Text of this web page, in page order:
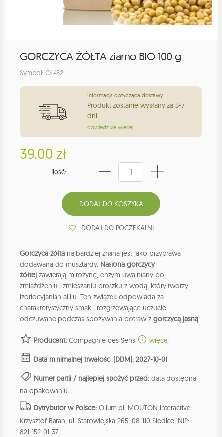
GORCZYCA ŻÓŁTA ziarno BIO 100 g
Symbol: OL452
Informacja dotycząca dostawy
Produkt zostanie wysłany za 3-7
dni
dowiedz się więcej
39.00 zł
Ilość:
DODAJ DO POCZEKALNI
Gorczyca żółta najbardziej znana jest jako przyprawa
dodawana do musztardy. Nasiona gorczycy
żółtej zawierają mirozynę, enzym uwalniany po
zmiażdżeniu i zmieszaniu proszku z wodą, który tworzy
izotiocyjanian allilu. Ten związek odpowiada za
charakterystyczny smak i rozgrzewające uczucie,
odczuwane podczas spożywania potraw z gorczycą jasną.
Producent: Compagnie des Sens więcej
Data minimalnej trwałości (DDM): 2027-10-01
Numer partii / najlepiej spożyć przed: data dostępna
na opakowaniu
Dytrybutor w Polsce: Olium.pl, MOUTON interactive
Krzysztof Baran, ul. Starowiejska 265, 08-110 Siedlce, NIP:
821-152-01-37